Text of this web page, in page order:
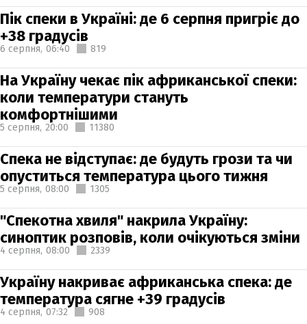
Пік спеки в Україні: де 6 серпня пригріє до
+38 градусів
6 серпня, 06:40 819
На Україну чекає пік африканської спеки:
коли температури стануть
комфортнішими
5 серпня, 20:00 11380
Спека не відступає: де будуть грози та чи
опуститься температура цього тижня
5 серпня, 08:00 1305
"Спекотна хвиля" накрила Україну:
синоптик розповів, коли очікуються зміни
4 серпня, 08:00 2339
Україну накриває африканська спека: де
температура сягне +39 градусів
4 серпня, 07:32 908